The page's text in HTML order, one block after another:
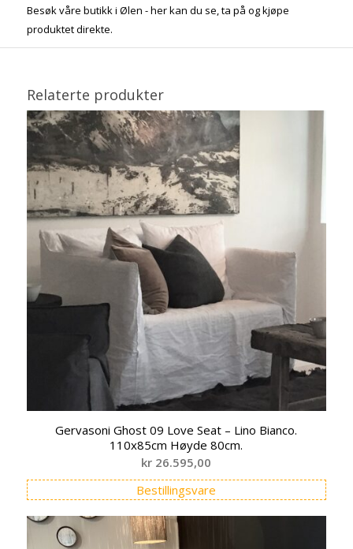
Besøk våre butikk i Ølen - her kan du se, ta på og kjøpe
produktet direkte.
Relaterte produkter
Gervasoni Ghost 09 Love Seat – Lino Bianco.
110x85cm Høyde 80cm.
kr 26.595,00
Bestillingsvare